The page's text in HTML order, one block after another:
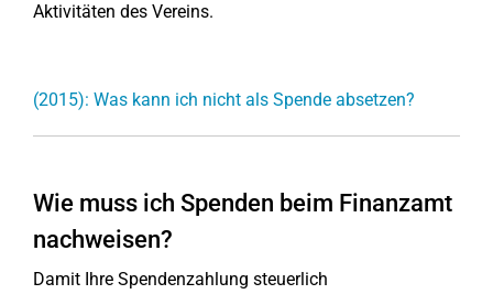
Aktivitäten des Vereins.
(2015): Was kann ich nicht als Spende absetzen?
Wie muss ich Spenden beim Finanzamt
nachweisen?
Damit Ihre Spendenzahlung steuerlich